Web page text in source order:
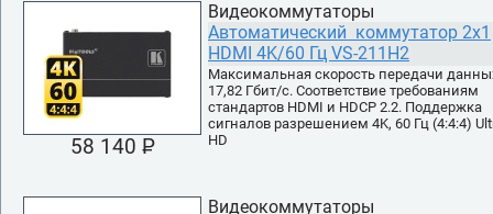
58 140 PУБ.
Видеокоммутаторы
Автоматический коммутатор 2х1
HDMI 4K/60 Гц VS-211H2
Максимальная скорость передачи
17,82 Гбит/с. Соответствие требованиям
стандартов HDMI и HDCP 2.2. Поддержка
сигналов разрешением 4K, 60 Гц (4:4:4)
HD
Видеокоммутаторы